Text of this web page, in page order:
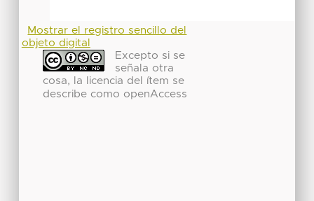
Mostrar el registro sencillo del
objeto digital
Excepto si se
señala otra
cosa, la licencia del ítem se
describe como openAccess